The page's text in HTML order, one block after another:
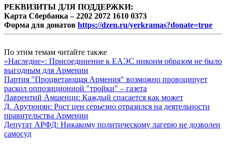
РЕКВИЗИТЫ ДЛЯ ПОДДЕРЖКИ:
Карта Сбербанка – 2202 2072 1610 0373
Форма для донатов https://dzen.ru/yerkramas?donate=true
По этим темам читайте также
«Наследие»: Присоединение к ЕАЭС никоим образом не было
выгодным для Армении
Партия "Процветающая Армения" возможно провоцирует
раскол оппозиционной "тройки" – газета
Лаврентий Амшенци: Каждый спасается как может
Д. Арутюнян: Рост цен серьезно отразился на деятельности
правительства Армении
Депутат АРФД: Никакому политическому лагерю не дозволен
самосуд